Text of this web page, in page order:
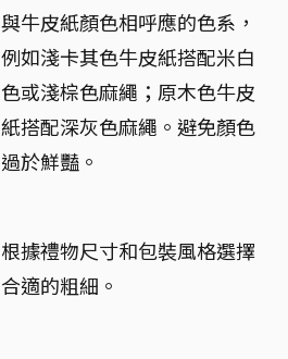
與牛皮紙顏色相呼應的色系，
例如淺卡其色牛皮紙搭配米白
色或淺棕色麻繩；原木色牛皮
紙搭配深灰色麻繩。避免顏色
過於鮮豔。
根據禮物尺寸和包裝風格選擇
合適的粗細。